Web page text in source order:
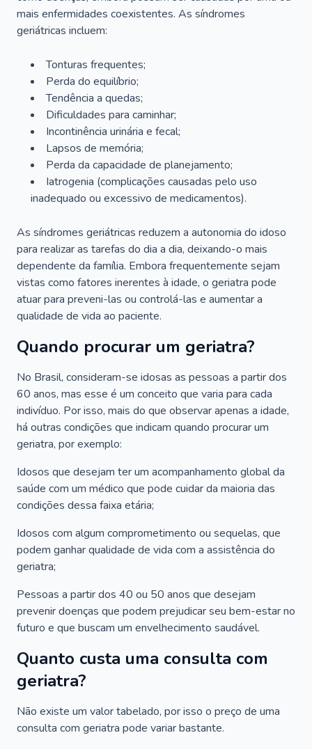
mais enfermidades coexistentes. As síndromes
geriátricas incluem:
Tonturas frequentes;
Perda do equilíbrio;
Tendência a quedas;
Dificuldades para caminhar;
Incontinência urinária e fecal;
Lapsos de memória;
Perda da capacidade de planejamento;
Iatrogenia (complicações causadas pelo uso
inadequado ou excessivo de medicamentos).
As síndromes geriátricas reduzem a autonomia do idoso
para realizar as tarefas do dia a dia, deixando-o mais
dependente da família. Embora frequentemente sejam
vistas como fatores inerentes à idade, o geriatra pode
atuar para preveni-las ou controlá-las e aumentar a
qualidade de vida ao paciente.
Quando procurar um geriatra?
No Brasil, consideram-se idosas as pessoas a partir dos
60 anos, mas esse é um conceito que varia para cada
indivíduo. Por isso, mais do que observar apenas a idade,
há outras condições que indicam quando procurar um
geriatra, por exemplo:
Idosos que desejam ter um acompanhamento global da
saúde com um médico que pode cuidar da maioria das
condições dessa faixa etária;
Idosos com algum comprometimento ou sequelas, que
podem ganhar qualidade de vida com a assistência do
geriatra;
Pessoas a partir dos 40 ou 50 anos que desejam
prevenir doenças que podem prejudicar seu bem-estar no
futuro e que buscam um envelhecimento saudável.
Quanto custa uma consulta com
geriatra?
Não existe um valor tabelado, por isso o preço de uma
consulta com geriatra pode variar bastante.